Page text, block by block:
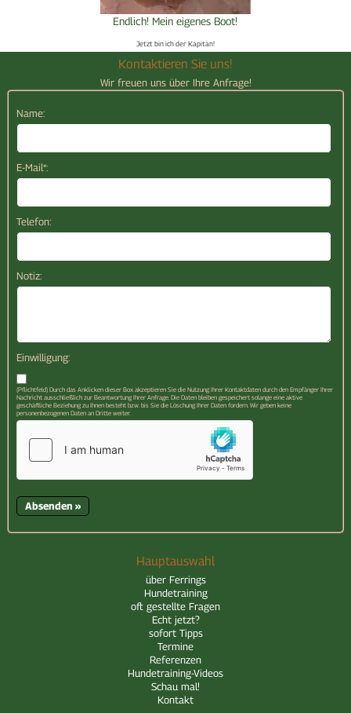
Endlich! Mein eigenes Boot!
Jetzt bin ich der Kapitän!
Kontaktieren Sie uns!
Wir freuen uns über Ihre Anfrage!
Name:
E-Mail*:
Telefon:
Notiz:
Einwilligung:
(Pflichtfeld) Durch das Anklicken dieser Box akzeptieren Sie die Nutzung Ihrer Kontaktdaten durch den Empfänger Ihrer
Nachricht ausschließlich zur Beantwortung Ihrer Anfrage. Die Daten bleiben gespeichert solange eine aktive
geschäftliche Beziehung zu Ihnen besteht bzw. bis Sie die Löschung Ihrer Daten fordern. Wir geben keine
personenbezogenen Daten an Dritte weiter.
Hauptauswahl
über Ferrings
Hundetraining
oft gestellte Fragen
Echt jetzt?
sofort Tipps
Termine
Referenzen
Hundetraining-Videos
Schau mal!
Kontakt